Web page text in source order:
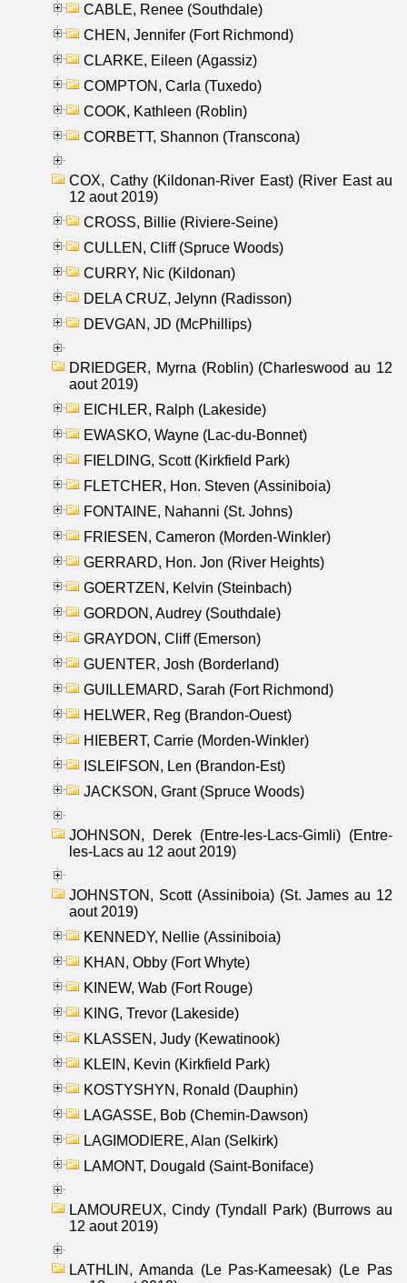
CABLE, Renee (Southdale)
CHEN, Jennifer (Fort Richmond)
CLARKE, Eileen (Agassiz)
COMPTON, Carla (Tuxedo)
COOK, Kathleen (Roblin)
CORBETT, Shannon (Transcona)
COX, Cathy (Kildonan-River East) (River East au
12 aout 2019)
CROSS, Billie (Riviere-Seine)
CULLEN, Cliff (Spruce Woods)
CURRY, Nic (Kildonan)
DELA CRUZ, Jelynn (Radisson)
DEVGAN, JD (McPhillips)
DRIEDGER, Myrna (Roblin) (Charleswood au 12
aout 2019)
EICHLER, Ralph (Lakeside)
EWASKO, Wayne (Lac-du-Bonnet)
FIELDING, Scott (Kirkfield Park)
FLETCHER, Hon. Steven (Assiniboia)
FONTAINE, Nahanni (St. Johns)
FRIESEN, Cameron (Morden-Winkler)
GERRARD, Hon. Jon (River Heights)
GOERTZEN, Kelvin (Steinbach)
GORDON, Audrey (Southdale)
GRAYDON, Cliff (Emerson)
GUENTER, Josh (Borderland)
GUILLEMARD, Sarah (Fort Richmond)
HELWER, Reg (Brandon-Ouest)
HIEBERT, Carrie (Morden-Winkler)
ISLEIFSON, Len (Brandon-Est)
JACKSON, Grant (Spruce Woods)
JOHNSON, Derek (Entre-les-Lacs-Gimli) (Entre-
les-Lacs au 12 aout 2019)
JOHNSTON, Scott (Assiniboia) (St. James au 12
aout 2019)
KENNEDY, Nellie (Assiniboia)
KHAN, Obby (Fort Whyte)
KINEW, Wab (Fort Rouge)
KING, Trevor (Lakeside)
KLASSEN, Judy (Kewatinook)
KLEIN, Kevin (Kirkfield Park)
KOSTYSHYN, Ronald (Dauphin)
LAGASSE, Bob (Chemin-Dawson)
LAGIMODIERE, Alan (Selkirk)
LAMONT, Dougald (Saint-Boniface)
LAMOUREUX, Cindy (Tyndall Park) (Burrows au
12 aout 2019)
LATHLIN, Amanda (Le Pas-Kameesak) (Le Pas